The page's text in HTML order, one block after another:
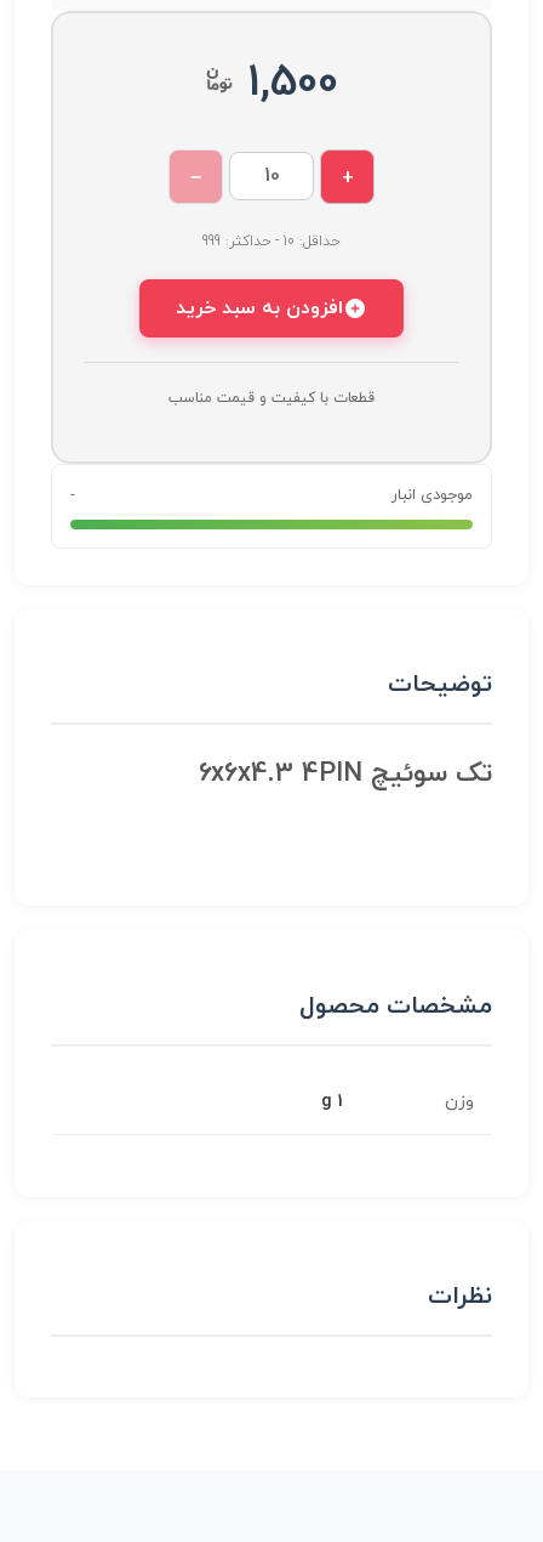
1,500
+
−
حداقل: 10 - حداکثر: 999
افزودن به سبد خرید
قطعات با کیفیت و قیمت مناسب
موجودی انبار -
توضیحات
تک سوئیچ 6x6x4.3 4PIN
مشخصات محصول
وزن 1 g
نظرات